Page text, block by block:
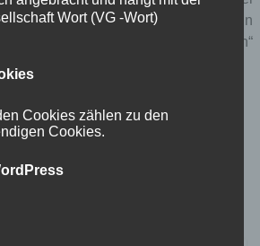
anklicken und dann
setzen und auf „vergleichen“
Wort (VG -Wort)
Cookies zählen zu den
Cookies.